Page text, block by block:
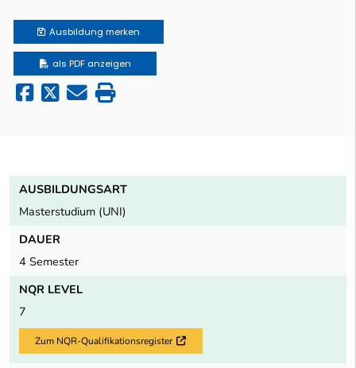
Ausbildung merken
als PDF anzeigen
AUSBILDUNGSART
Masterstudium (UNI)
DAUER
4 Semester
NQR LEVEL
7
Zum NQR-Qualifikationsregister Externer Link